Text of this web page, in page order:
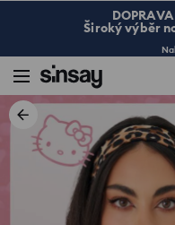
Široký výběr